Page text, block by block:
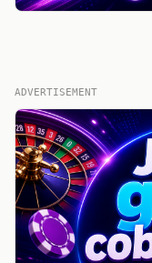
ADVERTISEMENT